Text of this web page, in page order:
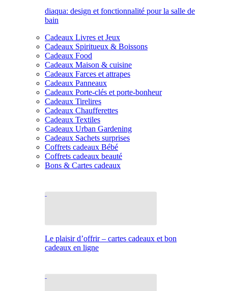
diaqua: design et fonctionnalité pour la salle de
bain
Cadeaux Livres et Jeux
Cadeaux Spiritueux & Boissons
Cadeaux Food
Cadeaux Maison & cuisine
Cadeaux Farces et attrapes
Cadeaux Panneaux
Cadeaux Porte-clés et porte-bonheur
Cadeaux Tirelires
Cadeaux Chaufferettes
Cadeaux Textiles
Cadeaux Urban Gardening
Cadeaux Sachets surprises
Coffrets cadeaux Bébé
Coffrets cadeaux beauté
Bons & Cartes cadeaux
Le plaisir d’offrir – cartes cadeaux et bon
cadeaux en ligne